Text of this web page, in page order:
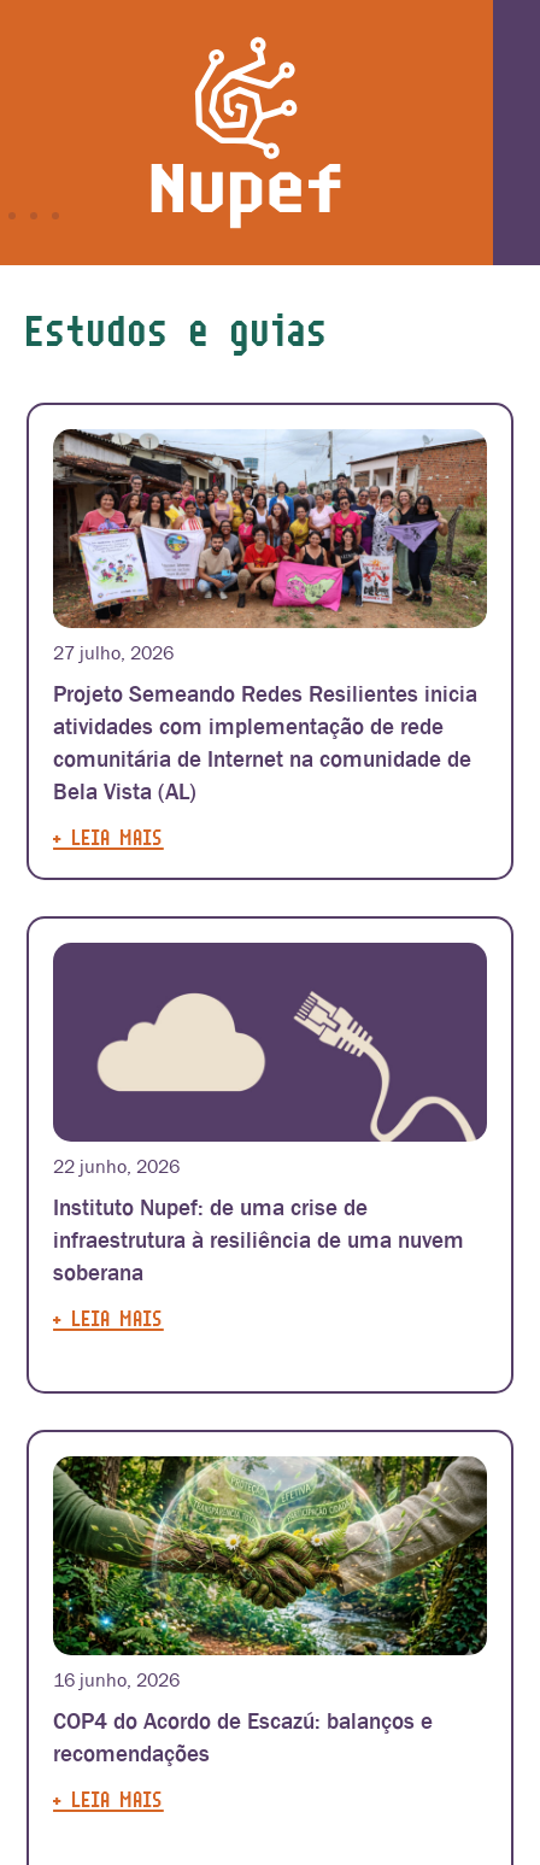
Estudos e guias
27 julho, 2026
Projeto Semeando Redes Resilientes inicia
atividades com implementação de rede
comunitária de Internet na comunidade de
Bela Vista (AL)
+ LEIA MAIS
22 junho, 2026
Instituto Nupef: de uma crise de
infraestrutura à resiliência de uma nuvem
soberana
+ LEIA MAIS
16 junho, 2026
COP4 do Acordo de Escazú: balanços e
recomendações
+ LEIA MAIS